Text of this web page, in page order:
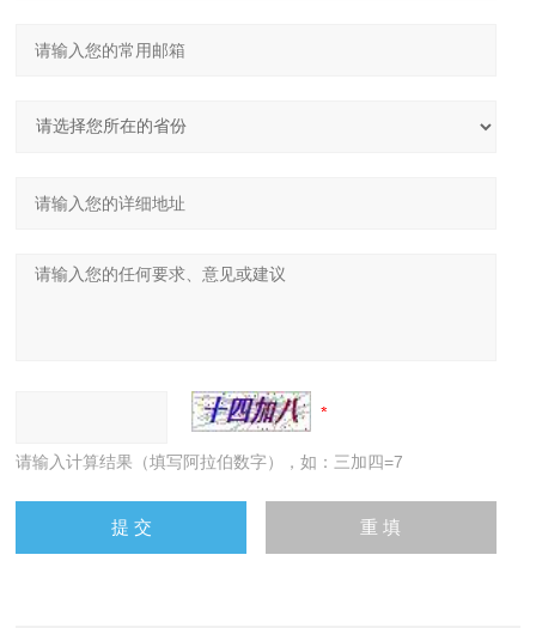
请输入计算结果（填写阿拉伯数字），如：三加四=7